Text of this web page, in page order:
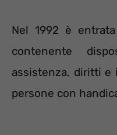
Nel 1992 è
contenente
assistenza, diritti e
persone con